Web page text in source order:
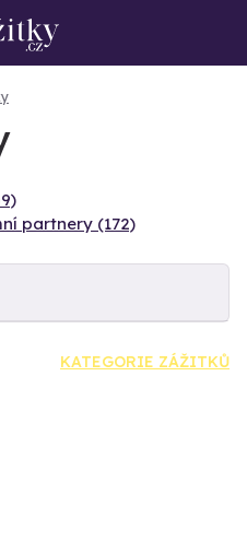
partnery (172)
KATEGORIE ZÁŽITKŮ